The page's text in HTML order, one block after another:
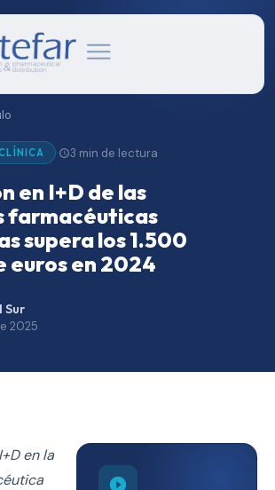
· 3 min de lectura
en I+D de las
farmacéuticas
supera los 1.500
euros en 2024
Sur
2025
en la